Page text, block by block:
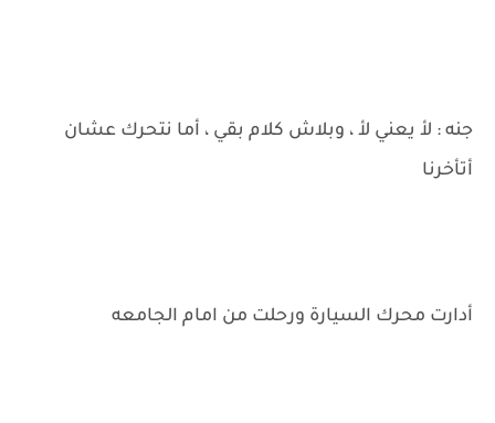
جنه : لأ يعني لأ ، وبلاش كلام بقي ، أما نتحرك عشان
أتأخرنا
أدارت محرك السيارة ورحلت من امام الجامعه